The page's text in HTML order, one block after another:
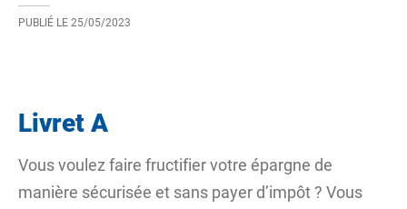
PUBLIÉ LE 25/05/2023
Livret A
Vous voulez faire fructifier votre épargne de
manière sécurisée et sans payer d’impôt ? Vous